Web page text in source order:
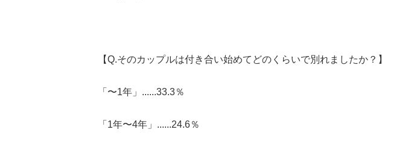
【Q.そのカップルは付き合い始めてどのくらいで別れましたか？】
「〜1年」......33.3％
「1年〜4年」......24.6％